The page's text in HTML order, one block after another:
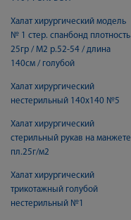
Халат хирургический модель
№ 1 стер. спанбонд плотность
25гр / М2 р.52-54 / длина
140см / голубой
Халат хирургический
нестерильный 140х140 №5
Халат хирургический
стерильный рукав на манжете
пл.25г/м2
Халат хирургический
трикотажный голубой
нестерильный №1